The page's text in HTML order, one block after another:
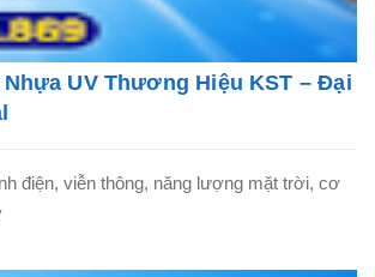
UV Thương Hiệu KST – Đại
điện, viễn thông, năng lượng mặt trời, cơ